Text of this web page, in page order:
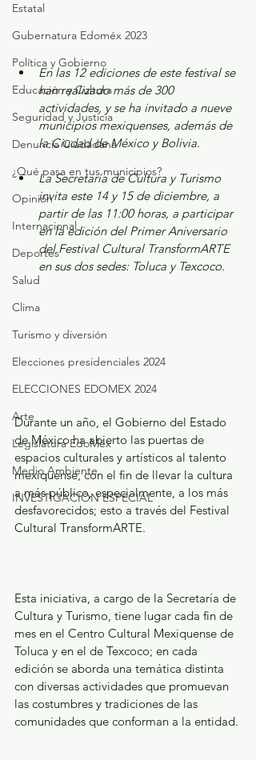
Estatal
Gubernatura Edoméx 2023
Política y Gobierno
Educación y Cultura
Seguridad y Justicia
Denuncia Ciudadana
¿Qué pasa en tus municipios?
Opinión
Internacional
Deportes
Salud
Clima
Turismo y diversión
Elecciones presidenciales 2024
ELECCIONES EDOMEX 2024
Arte
Legislatura EdoMéx
Medio Ambiente
INVESTIGACIÓN ESPECIAL
En las 12 ediciones de este festival se
han realizado más de 300
actividades, y se ha invitado a nueve
municipios mexiquenses, además de
la Ciudad de México y Bolivia.
La Secretaría de Cultura y Turismo
invita este 14 y 15 de diciembre, a
partir de las 11:00 horas, a participar
en la edición del Primer Aniversario
del Festival Cultural TransformARTE
en sus dos sedes: Toluca y Texcoco.
Durante un año, el Gobierno del Estado
de México ha abierto las puertas de
espacios culturales y artísticos al talento
mexiquense, con el fin de llevar la cultura
a más público, especialmente, a los más
desfavorecidos; esto a través del Festival
Cultural TransformARTE.
Esta iniciativa, a cargo de la Secretaría de
Cultura y Turismo, tiene lugar cada fin de
mes en el Centro Cultural Mexiquense de
Toluca y en el de Texcoco; en cada
edición se aborda una temática distinta
con diversas actividades que promuevan
las costumbres y tradiciones de las
comunidades que conforman a la entidad.